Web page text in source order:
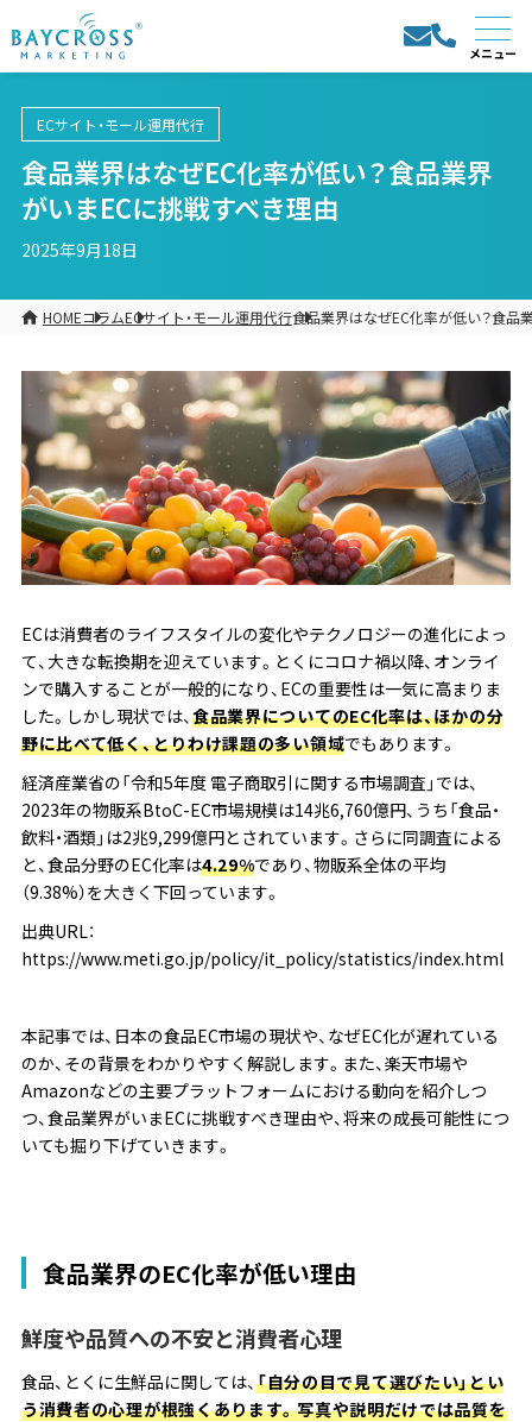
ECサイト・モール運用代行
食品業界はなぜEC化率が低い？食品業界
がいまECに挑戦すべき理由
2025年9月18日
HOMEコラムECサイト・モール運用代行食品業界はなぜEC化率が低い？食品
ECは消費者のライフスタイルの変化やテクノロジーの進化によっ
て、大きな転換期を迎えています。とくにコロナ禍以降、オンライ
ンで購入することが一般的になり、ECの重要性は一気に高まりま
した。しかし現状では、食品業界についてのEC化率は、ほかの分
野に比べて低く、とりわけ課題の多い領域でもあります。
経済産業省の「令和5年度 電子商取引に関する市場調査」では、
2023年の物販系BtoC-EC市場規模は14兆6,760億円、うち「食品・
飲料・酒類」は2兆9,299億円とされています。さらに同調査による
と、食品分野のEC化率は4.29%であり、物販系全体の平均
（9.38%）を大きく下回っています。
出典URL：
https://www.meti.go.jp/policy/it_policy/statistics/index.html
本記事では、日本の食品EC市場の現状や、なぜEC化が遅れている
のか、その背景をわかりやすく解説します。また、楽天市場や
Amazonなどの主要プラットフォームにおける動向を紹介しつ
つ、食品業界がいまECに挑戦すべき理由や、将来の成長可能性につ
いても掘り下げていきます。
食品業界のEC化率が低い理由
鮮度や品質への不安と消費者心理
食品、とくに生鮮品に関しては、 「自分の目で見て選びたい」とい
う消費者の心理が根強くあります。写真や説明だけでは品質を